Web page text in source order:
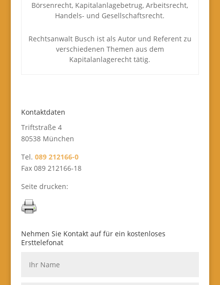
Börsenrecht, Kapitalanlagebetrug, Arbeitsrecht,
Handels- und Gesellschaftsrecht.
Rechtsanwalt Busch ist als Autor und Referent zu
verschiedenen Themen aus dem
Kapitalanlagerecht tätig.
Kontaktdaten
Triftstraße 4
80538 München
Tel. 089 212166-0
Fax 089 212166-18
Seite drucken:
Nehmen Sie Kontakt auf für ein kostenloses
Ersttelefonat